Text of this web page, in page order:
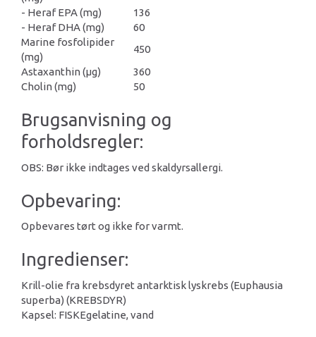
- Heraf EPA (mg)
136
- Heraf DHA (mg)
60
Marine fosfolipider
(mg)
450
Astaxanthin (μg)
360
Cholin (mg)
50
Brugsanvisning og
forholdsregler:
OBS: Bør ikke indtages ved skaldyrsallergi.
Opbevaring:
Opbevares tørt og ikke for varmt.
Ingredienser:
Krill-olie fra krebsdyret antarktisk lyskrebs (Euphausia
superba) (KREBSDYR)
Kapsel: FISKEgelatine, vand